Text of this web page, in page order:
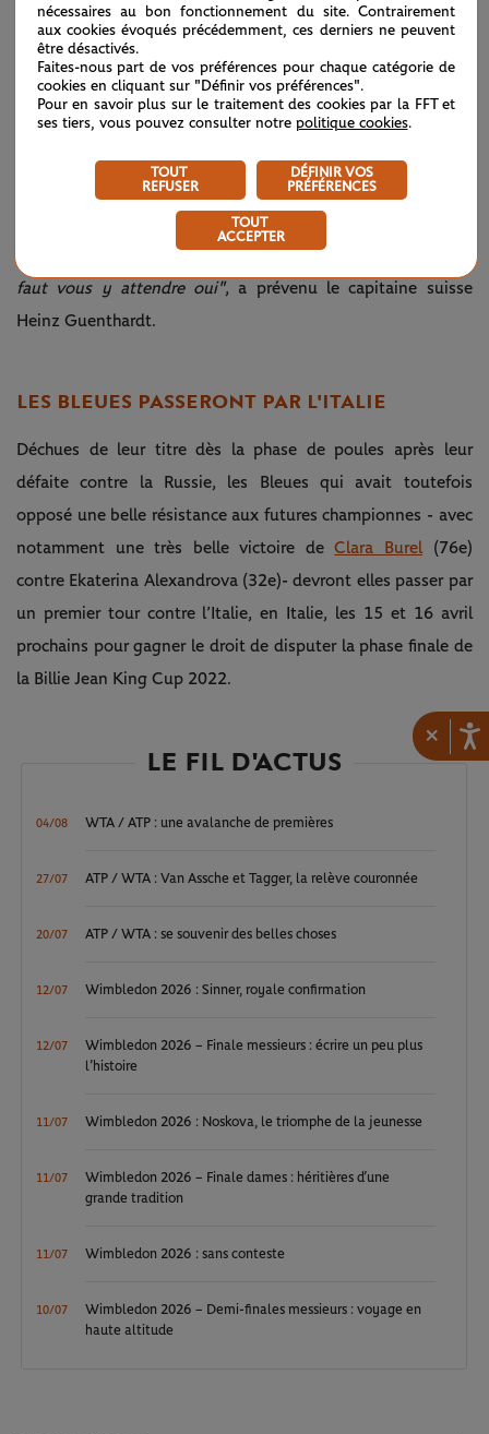
×
particulièrement impressionnante tout au long de la
semaine avec des victoires sur
Barbora Krejcikova(3e) etAjla Tomljanovic
(45e), les
finalistes de cette édition 2021 ont promis de revenir plus
Le vrai succès c’est de surmonter l’échec. Mais ce n’est pas
un échec, atteindre la finale n’est pas un échec. Si on
reviendra? Evidemment. Serons-nous difficiles à battre? Il
faut vous y attendre oui", a prévenu le capitaine suisse
Heinz Guenthardt.
LES BLEUES PASSERONT PAR L'ITALIE
Déchues de leur titre dès la phase de poules après leur
défaite contre la Russie, les Bleues qui avait toutefois
opposé une belle résistance aux futures championnes - avec
notamment une très belle victoire deClara Burel(76e)
contre Ekaterina Alexandrova (32e)- devront elles passer par
un premier tour contre l’Italie, en Italie, les 15 et 16 avril
prochains pour gagner le droit de disputer la phase finale de
la Billie Jean King Cup 2022.
LE FIL D'ACTUS
04/08 WTA / ATP : une avalanche de premières
27/07 ATP / WTA : Van Assche et Tagger, la relève couronnée
20/07 ATP / WTA : se souvenir des belles choses
12/07 Wimbledon 2026 : Sinner, royale confirmation
12/07
Wimbledon 2026 – Finale messieurs : écrire un peu plus
l’histoire
11/07 Wimbledon 2026 : Noskova, le triomphe de la jeunesse
11/07
Wimbledon 2026 – Finale dames : héritières d’une
grande tradition
11/07 Wimbledon 2026 : sans conteste
10/07
Wimbledon 2026 – Demi-finales messieurs : voyage en
haute altitude
nécessaires au bon fonctionnement du site. Contrairement
aux cookies évoqués précédemment, ces derniers ne peuvent
être désactivés.
Faites-nous part de vos préférences pour chaque catégorie de
cookies en cliquant sur "Définir vos préférences".
Pour en savoir plus sur le traitement des cookies par la FFT et
ses tiers, vous pouvez consulter notre politique cookies.
TOUT
REFUSER
DÉFINIR VOS
PRÉFÉRENCES
TOUT
ACCEPTER